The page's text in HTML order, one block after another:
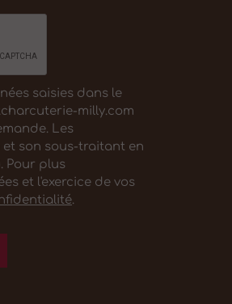
saisies dans le
milly.com
Les
et son sous-traitant en
Pour plus
et l'exercice de vos
.